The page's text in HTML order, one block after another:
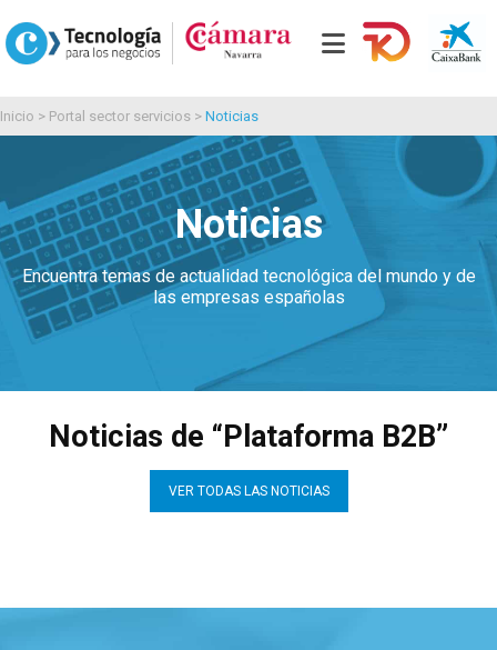
Inicio > Portal sector servicios > Noticias
Noticias
Encuentra temas de actualidad tecnológica del mundo y de
las empresas españolas
Noticias de “Plataforma B2B”
VER TODAS LAS NOTICIAS